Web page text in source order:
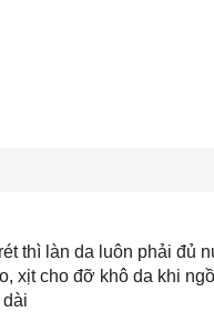
thì làn da luôn phải đủ
xịt cho đỡ khô da khi